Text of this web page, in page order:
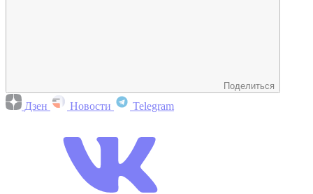
Поделиться
Дзен Новости Telegram